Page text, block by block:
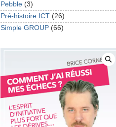
Pebble (3)
Pré-histoire ICT (26)
Simple GROUP (66)